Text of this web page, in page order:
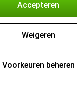
Accepteren
Weigeren
Voorkeuren beheren